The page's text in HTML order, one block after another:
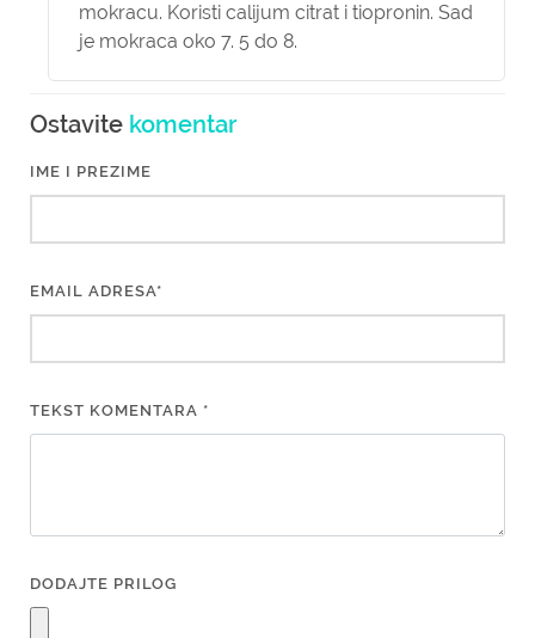
mokracu. Koristi calijum citrat i tiopronin. Sad
je mokraca oko 7. 5 do 8.
Ostavite komentar
IME I PREZIME
EMAIL ADRESA*
TEKST KOMENTARA *
DODAJTE PRILOG